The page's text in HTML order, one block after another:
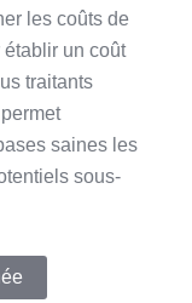
les coûts de
un coût
traitants
saines les
sous-